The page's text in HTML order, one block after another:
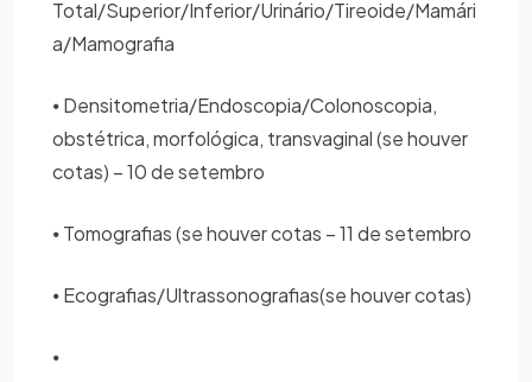
Total/Superior/Inferior/Urinário/Tireoide/Mamári
a/Mamografia
⦁ Densitometria/Endoscopia/Colonoscopia,
obstétrica, morfológica, transvaginal (se houver
cotas) – 10 de setembro
⦁ Tomografias (se houver cotas – 11 de setembro
⦁ Ecografias/Ultrassonografias(se houver cotas)
⦁